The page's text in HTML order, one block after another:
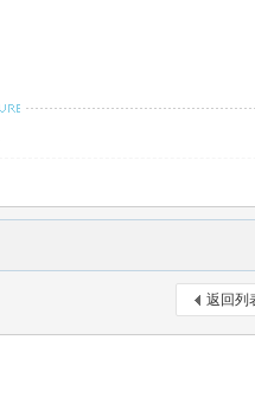
返回列